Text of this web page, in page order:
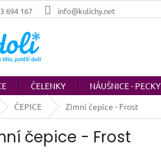
694 167 info@kulichy.net
ČELENKY NÁUŠNICE - PECKY
ČEPICE Zimní čepice - Frost
čepice - Frost